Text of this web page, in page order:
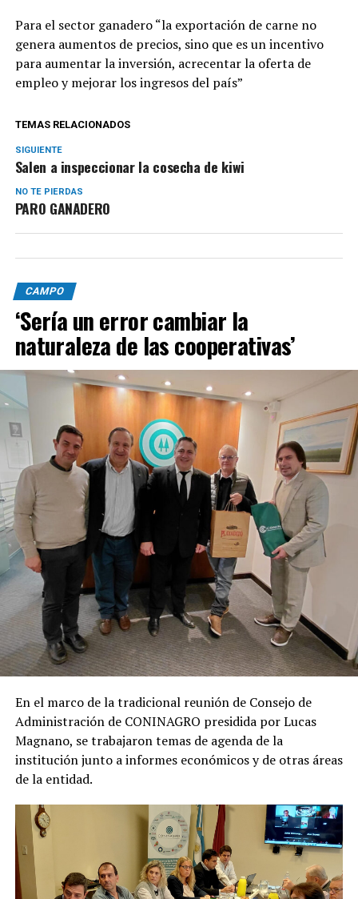
Para el sector ganadero “la exportación de carne no
genera aumentos de precios, sino que es un incentivo
para aumentar la inversión, acrecentar la oferta de
empleo y mejorar los ingresos del país”
TEMAS RELACIONADOS
SIGUIENTE
Salen a inspeccionar la cosecha de kiwi
NO TE PIERDAS
PARO GANADERO
CAMPO
‘Sería un error cambiar la
naturaleza de las cooperativas’
En el marco de la tradicional reunión de Consejo de
Administración de CONINAGRO presidida por Lucas
Magnano, se trabajaron temas de agenda de la
institución junto a informes económicos y de otras áreas
de la entidad.